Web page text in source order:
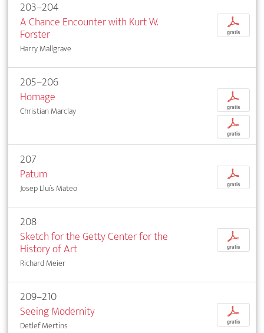
203–204
A Chance Encounter with Kurt W.
Forster
Harry Mallgrave
p
gratis
205–206
Homage
Christian Marclay
p
gratis
p
gratis
207
Patum
Josep Lluís Mateo
p
gratis
208
Sketch for the Getty Center for the
History of Art
Richard Meier
p
gratis
209–210
Seeing Modernity
Detlef Mertins
p
gratis